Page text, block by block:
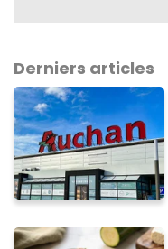
Derniers articles